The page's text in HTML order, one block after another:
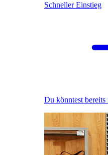
Schneller Einstieg
Du könntest